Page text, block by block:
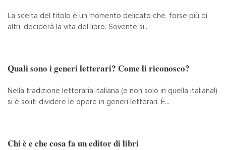
La scelta del titolo è un momento delicato che, forse più di
altri, deciderà la vita del libro. Sovente si...
Quali sono i generi letterari? Come li riconosco?
Nella tradizione letteraria italiana (e non solo in quella italiana!)
si è soliti dividere le opere in generi letterari. È...
Chi è e che cosa fa un editor di libri